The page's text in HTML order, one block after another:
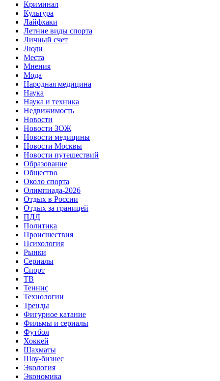
Криминал
Культура
Лайфхаки
Летние виды спорта
Личный счет
Люди
Места
Мнения
Мода
Народная медицина
Наука
Наука и техника
Недвижимость
Новости
Новости ЗОЖ
Новости медицины
Новости Москвы
Новости путешествий
Образование
Общество
Около спорта
Олимпиада-2026
Отдых в России
Отдых за границей
ПДД
Политика
Происшествия
Психология
Рынки
Сериалы
Спорт
ТВ
Теннис
Технологии
Тренды
Фигурное катание
Фильмы и сериалы
Футбол
Хоккей
Шахматы
Шоу-бизнес
Экология
Экономика